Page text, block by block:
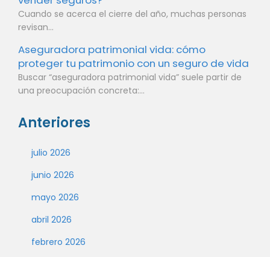
Cuando se acerca el cierre del año, muchas personas
revisan...
Aseguradora patrimonial vida: cómo
proteger tu patrimonio con un seguro de vida
Buscar “aseguradora patrimonial vida” suele partir de
una preocupación concreta:...
Anteriores
julio 2026
junio 2026
mayo 2026
abril 2026
febrero 2026